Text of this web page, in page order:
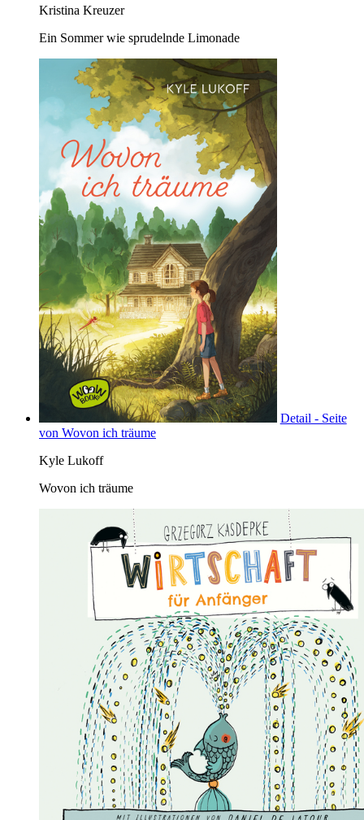
Kristina Kreuzer
Ein Sommer wie sprudelnde Limonade
Detail - Seite
von Wovon ich träume
Kyle Lukoff
Wovon ich träume